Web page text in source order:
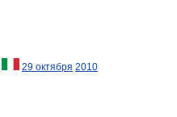
29 октября 2010